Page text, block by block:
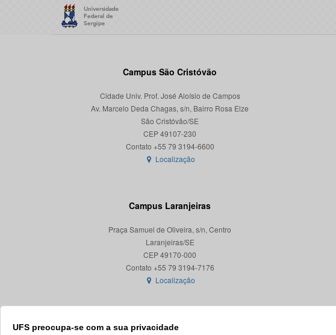
UFS preocupa-se com a sua privacidade
Campus São Cristóvão
Cidade Univ. Prof. José Aloísio de Campos
Av. Marcelo Deda Chagas, s/n, Bairro Rosa Elze
São Cristóvão/SE
CEP 49107-230
Localização
Campus Laranjeiras
Praça Samuel de Oliveira, s/n, Centro
Laranjeiras/SE
CEP 49170-000
Localização